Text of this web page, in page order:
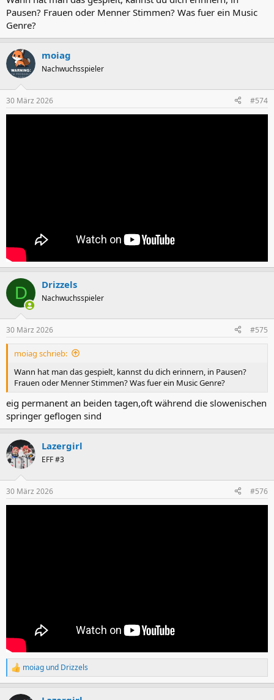
Pausen? Frauen oder Menner Stimmen? Was fuer ein Music
Genre?
moiag
Nachwuchsspieler
30 März 2026 #574
D Drizzels
Nachwuchsspieler
30 März 2026 #575
moiag schrieb:
Wann hat man das gespielt, kannst du dich erinnern, in Pausen?
Frauen oder Menner Stimmen? Was fuer ein Music Genre?
eig permanent an beiden tagen,oft während die slowenischen
springer geflogen sind
Lazergirl
EFF #3
30 März 2026 #576
R
e
moiag und Drizzels